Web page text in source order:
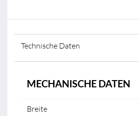
Technische Daten
MECHANISCHE DATEN
Breite